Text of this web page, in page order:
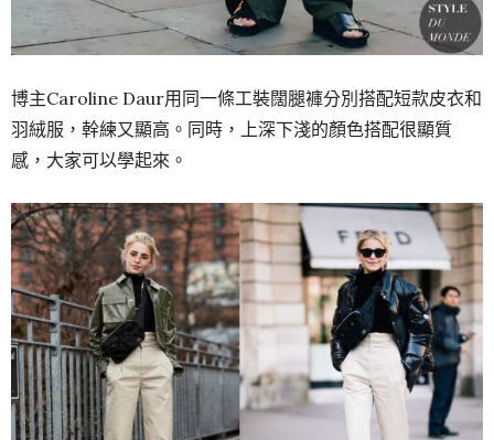
博主Caroline Daur用同一條工裝闊腿褲分別搭配短款皮衣和
羽絨服，幹練又顯高。同時，上深下淺的顏色搭配很顯質
感，大家可以學起來。